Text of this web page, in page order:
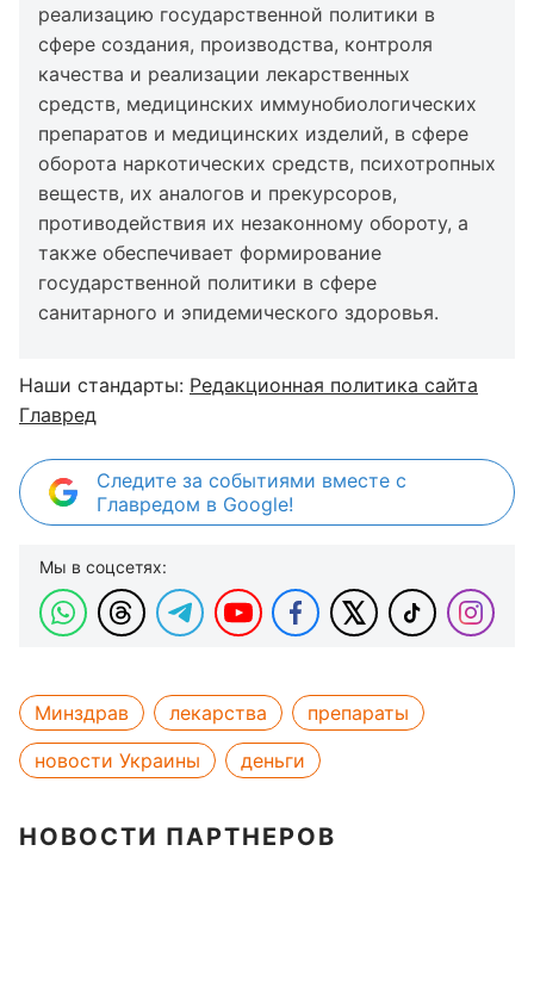
реализацию государственной политики в
сфере создания, производства, контроля
качества и реализации лекарственных
средств, медицинских иммунобиологических
препаратов и медицинских изделий, в сфере
оборота наркотических средств, психотропных
веществ, их аналогов и прекурсоров,
противодействия их незаконному обороту, а
также обеспечивает формирование
государственной политики в сфере
санитарного и эпидемического здоровья.
Наши стандарты: Редакционная политика сайта
Главред
Следите за событиями вместе с
Главредом в Google!
Мы в соцсетях:
Минздрав лекарства
препараты
новости Украины
деньги
НОВОСТИ ПАРТНЕРОВ